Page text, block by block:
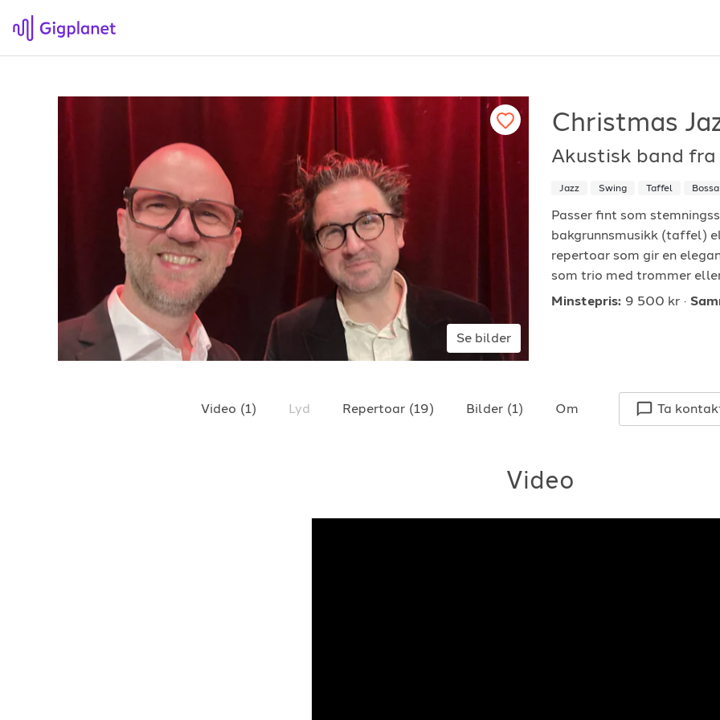
Gigplanet
Om Gigplanet
Artikler
For arrangører
Hvordan fungerer det?
Søk etter underholdning
Hvordan booke i 2026
For musiker
Hvordan fungerer
Registrer solist eller
Se referanser
+4790640887
Se bilder
Christmas
Akustisk band fra
Jazz Swing Taffel
Passer fint som
bakgrunnsmusikk (taffel)
repertoar som gir en
som trio med trommer
Minstepris: 9 500 kr
Video (1) Lyd Repertoar (19) Bilder (1) Om Ta
Video